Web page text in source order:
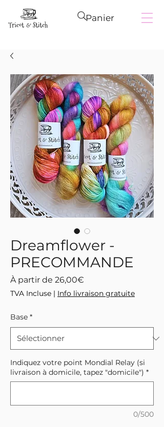
Panier
Dreamflower -
PRECOMMANDE
À partir de 26,00€
promotionnel
TVA Incluse | Info livraison gratuite
Base *
Indiquez votre point Mondial Relay (si
livraison à domicile, tapez "domicile") *
0/500